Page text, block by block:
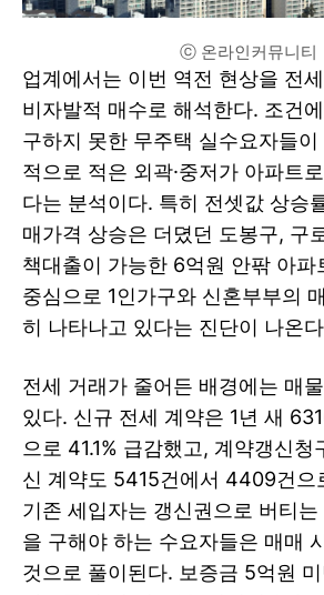
ⓒ 온라인커뮤니티
업계에서는 이번 역전 현상을 전
비자발적 매수로 해석한다. 조건
구하지 못한 무주택 실수요자들
적으로 적은 외곽·중저가 아파트
다는 분석이다. 특히 전셋값 상승
매가격 상승은 더뎠던 도봉구, 구
책대출이 가능한 6억원 안팎 아파
중심으로 1인가구와 신혼부부의
히 나타나고 있다는 진단이 나온
전세 거래가 줄어든 배경에는 매
있다. 신규 전세 계약은 1년 새
으로 41.1% 급감했고, 계약갱신청
신 계약도 5415건에서 4409건으
기존 세입자는 갱신권으로 버티
을 구해야 하는 수요자들은 매매
것으로 풀이된다. 보증금 5억원